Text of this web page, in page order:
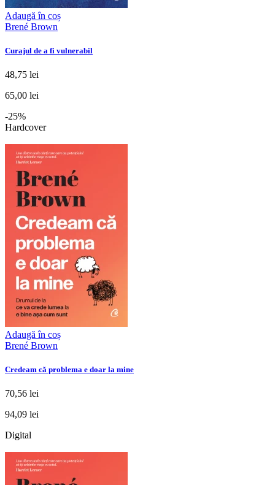
Adaugă în coș
Brené Brown
Curajul de a fi vulnerabil
48,75 lei
65,00 lei
-25%
Hardcover
Adaugă în coș
Brené Brown
Credeam că problema e doar la mine
70,56 lei
94,09 lei
Digital